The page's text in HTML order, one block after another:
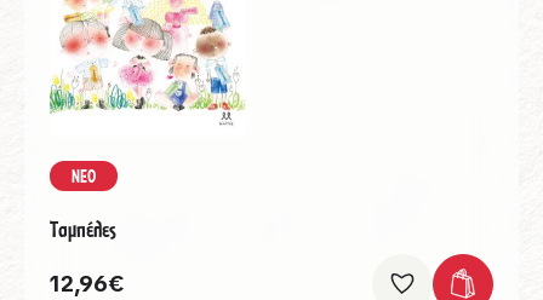
ΝΕΟ
Ταμπέλες
12,96€